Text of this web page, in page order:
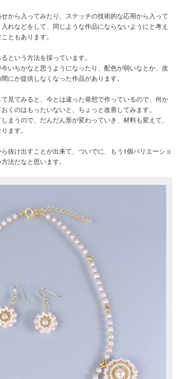
から入ってみたり、ステッチの技術的な応用から入って
れなどをして、同じような作品にならないようにと考え
ともあります。
という方法を採っています。
いちかなと思うようになったり、配色が弱いなとか、改
にか提供しなくなった作品があります。
見てみると、今とは違った発想で作っているので、何か
くのはもったいないと、ちょっと改善してみます。
まうので、だんだん形が変わっていき、材料も変えて、
ます。
抜け出すことが出来て、ついでに、もう1個バリエーショ
法だなと思います。